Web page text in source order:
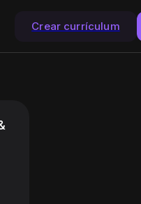
Crear currículum